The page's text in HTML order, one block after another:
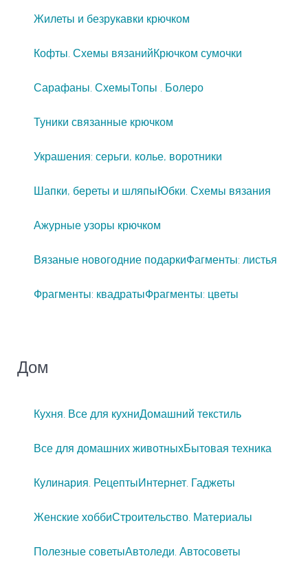
Жилеты и безрукавки крючком
Кофты. Схемы вязанийКрючком сумочки
Сарафаны. СхемыТопы . Болеро
Туники связанные крючком
Украшения: серьги, колье, воротники
Шапки, береты и шляпыЮбки. Схемы вязания
Ажурные узоры крючком
Вязаные новогодние подаркиФагменты: листья
Фрагменты: квадратыФрагменты: цветы
Дом
Кухня. Все для кухниДомашний текстиль
Все для домашних животныхБытовая техника
Кулинария. РецептыИнтернет. Гаджеты
Женские хоббиСтроительство. Материалы
Полезные советыАвтоледи. Автосоветы